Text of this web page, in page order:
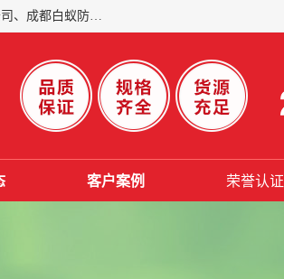
成都仁民有害生物防治服务有限公司是一家经营成都灭跳蚤公司、成都灭鼠公司、成都除虫公司、成都除四害公司、成都白蚁防治公司、成都杀虫公司等。业务覆盖：青白江、郫县、简阳、金堂、乐山、眉山、绵阳、彭州等区域。 由于我们的专业技术和服务态度得到了肯定、 目前公司已经与省内外的多个金 融企业、高端写字楼、星级酒 店、宾馆餐饮企业、学校、制造生产企业、物业小区建立了长期友好的合作关系。
客户案例 荣誉认证